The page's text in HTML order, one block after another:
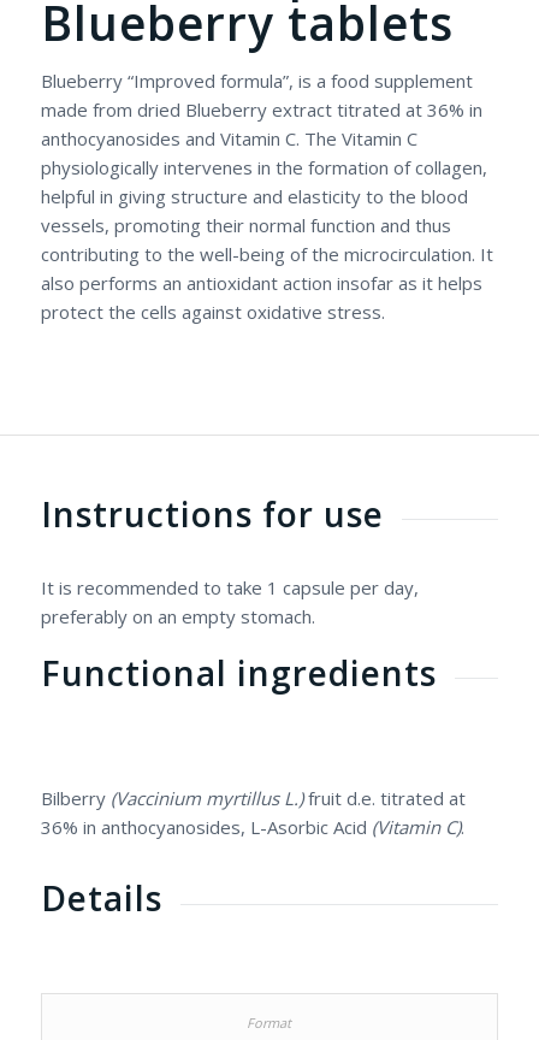
Blueberry tablets
Blueberry “Improved formula”, is a food supplement
made from dried Blueberry extract titrated at 36% in
anthocyanosides and Vitamin C. The Vitamin C
physiologically intervenes in the formation of collagen,
helpful in giving structure and elasticity to the blood
vessels, promoting their normal function and thus
contributing to the well-being of the microcirculation. It
also performs an antioxidant action insofar as it helps
protect the cells against oxidative stress.
Instructions for use
It is recommended to take 1 capsule per day,
preferably on an empty stomach.
Functional ingredients
Bilberry(Vaccinium myrtillus L.)fruit d.e. titrated at
36% in anthocyanosides, L-Asorbic Acid (Vitamin C).
Details